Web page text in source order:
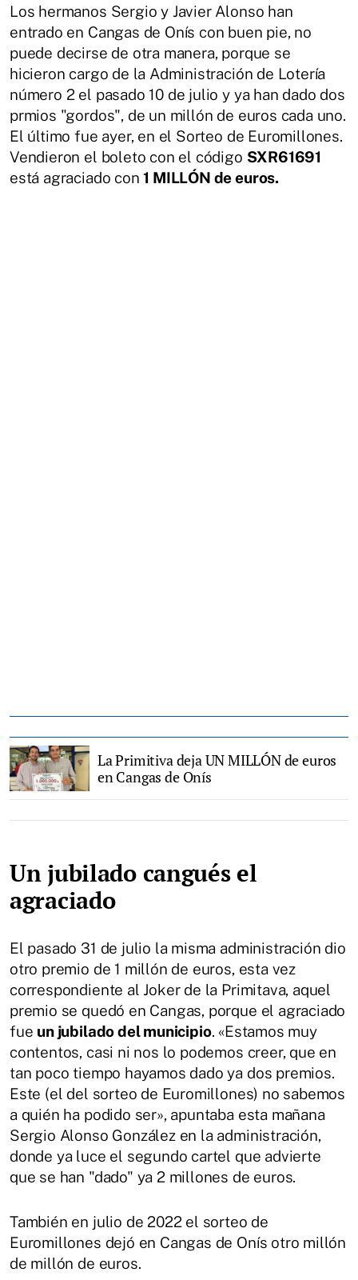
Los hermanos Sergio y Javier Alonso han
entrado en Cangas de Onís con buen pie, no
puede decirse de otra manera, porque se
hicieron cargo de la Administración de Lotería
número 2 el pasado 10 de julio y ya han dado dos
prmios "gordos", de un millón de euros cada uno.
El último fue ayer, en el Sorteo de Euromillones.
Vendieron el boleto con el código SXR61691
está agraciado con1 MILLÓN de euros.
La Primitiva deja UN MILLÓN de euros
en Cangas de Onís
Un jubilado cangués el
agraciado
El pasado 31 de julio la misma administración dio
otro premio de 1 millón de euros, esta vez
correspondiente al Joker de la Primitava, aquel
premio se quedó en Cangas, porque el agraciado
fue un jubilado del municipio. «Estamos muy
contentos, casi ni nos lo podemos creer, que en
tan poco tiempo hayamos dado ya dos premios.
Este (el del sorteo de Euromillones) no sabemos
a quién ha podido ser», apuntaba esta mañana
Sergio Alonso González en la administración,
donde ya luce el segundo cartel que advierte
que se han "dado" ya 2 millones de euros.
También en julio de 2022 el sorteo de
Euromillones dejó en Cangas de Onís otro millón
de millón de euros.